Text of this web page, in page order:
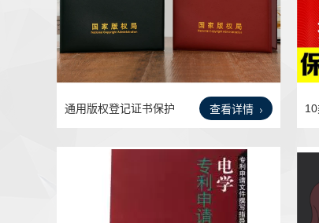
查看详情
通用版权登记证书保护